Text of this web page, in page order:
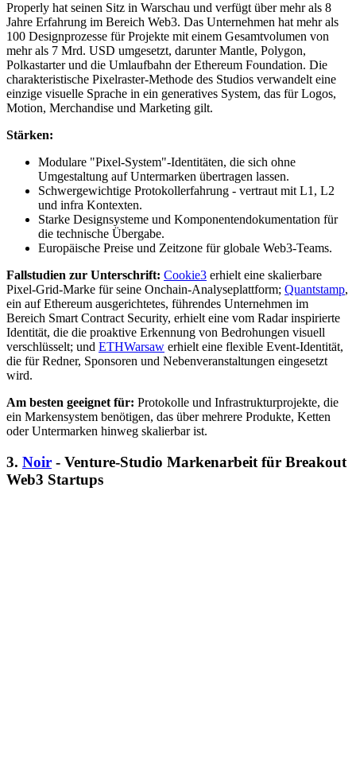
Properly hat seinen Sitz in Warschau und verfügt über mehr als 8
Jahre Erfahrung im Bereich Web3. Das Unternehmen hat mehr als
100 Designprozesse für Projekte mit einem Gesamtvolumen von
mehr als 7 Mrd. USD umgesetzt, darunter Mantle, Polygon,
Polkastarter und die Umlaufbahn der Ethereum Foundation. Die
charakteristische Pixelraster-Methode des Studios verwandelt eine
einzige visuelle Sprache in ein generatives System, das für Logos,
Motion, Merchandise und Marketing gilt.
Stärken:
Modulare "Pixel-System"-Identitäten, die sich ohne
Umgestaltung auf Untermarken übertragen lassen.
Schwergewichtige Protokollerfahrung - vertraut mit L1, L2
und infra Kontexten.
Starke Designsysteme und Komponentendokumentation für
die technische Übergabe.
Europäische Preise und Zeitzone für globale Web3-Teams.
Fallstudien zur Unterschrift: Cookie3 erhielt eine skalierbare
Pixel-Grid-Marke für seine Onchain-Analyseplattform; Quantstamp,
ein auf Ethereum ausgerichtetes, führendes Unternehmen im
Bereich Smart Contract Security, erhielt eine vom Radar inspirierte
Identität, die die proaktive Erkennung von Bedrohungen visuell
verschlüsselt; und ETHWarsaw erhielt eine flexible Event-Identität,
die für Redner, Sponsoren und Nebenveranstaltungen eingesetzt
wird.
Am besten geeignet für: Protokolle und Infrastrukturprojekte, die
ein Markensystem benötigen, das über mehrere Produkte, Ketten
oder Untermarken hinweg skalierbar ist.
3. Noir - Venture-Studio Markenarbeit für Breakout
Web3 Startups